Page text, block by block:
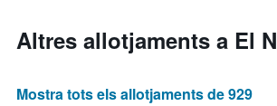
Y
el
Altres allotjaments a El
Mostra tots els allotjaments de 929